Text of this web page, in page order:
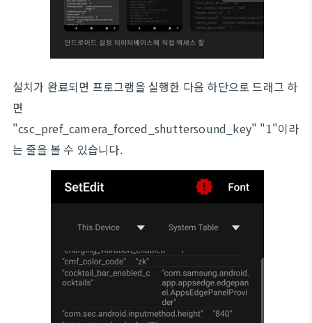
설치가 완료되면 프로그램을 실행한 다음 하단으로 드래그 하
면
"csc_pref_camera_forced_shuttersound_key" "1"이라
는 줄을 볼 수 있습니다.